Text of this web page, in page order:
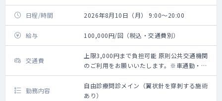
日程/時間 2026年8月10日（月） 9:00～20:00
給与 100,000円/回（税込・交通費別）
交通費
上限3,000円まで負担可能 原則公共交通機関
のご利用をお願いいたします。※車通勤・タ
クシー利用要相談
勤務内容
自由診療問診メイン（翼状針を穿刺する施術
あり）